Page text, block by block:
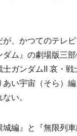
、かつてのテレ
ム』の劇場版三
士ガンダムII 哀・
あい宇宙（そら）
い。
編』と『無限列